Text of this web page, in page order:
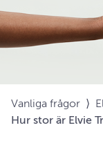
Vanliga frågor ⟩
Hur stor är Elvie